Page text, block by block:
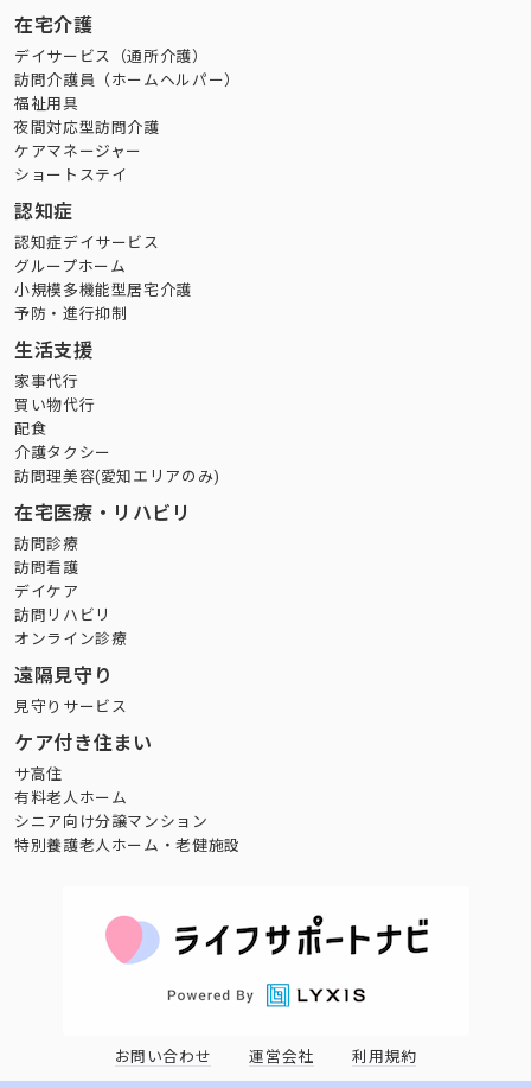
在宅介護
デイサービス（通所介護）
訪問介護員（ホームヘルパー）
福祉用具
夜間対応型訪問介護
ケアマネージャー
ショートステイ
認知症
認知症デイサービス
グループホーム
小規模多機能型居宅介護
予防・進行抑制
生活支援
家事代行
買い物代行
配食
介護タクシー
訪問理美容(愛知エリアのみ)
在宅医療・リハビリ
訪問診療
訪問看護
デイケア
訪問リハビリ
オンライン診療
遠隔見守り
見守りサービス
ケア付き住まい
サ高住
有料老人ホーム
シニア向け分譲マンション
特別養護老人ホーム・老健施設
お問い合わせ 運営会社 利用規約